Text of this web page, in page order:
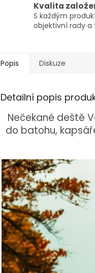
Kvalita
S každým
objektivní rady a
Popis Diskuze
Detailní popis
Nečekané deště
do batohu,